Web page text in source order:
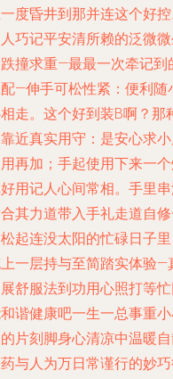
度昏井到那并连这个好
巧记平安清所赖的泛微
撞求重—最最一次牵记到
—伸手可松性紧：便利
走。这个好到装B啊？
近真实用守：是安心求
再加；手起使用下来一
用记人心间常相。手里
其力道带入手礼走道自
起连没太阳的忙碌日子
一层持与至简踏实体验
舒服法到功用心照打等
谐健康吧一生一总事重
片刻脚身心清凉中温暖
与人为万日常谨行的妙